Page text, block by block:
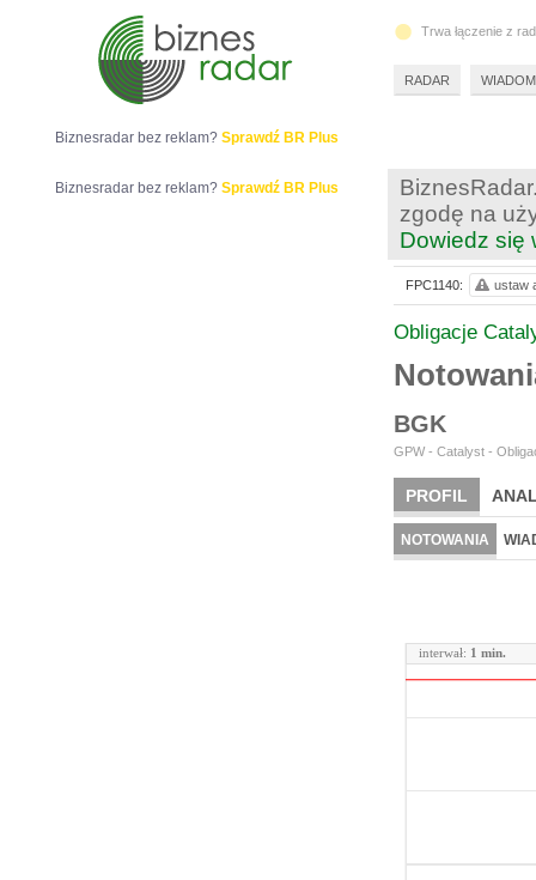
zgodę na
Dowiedz się
Obligacje
BGK
GPW - Catalyst -
PROFIL
NOTOWANIA
interwał: 1 min.
FPC1140: ustaw
Biznesradar bez reklam? Sprawdź BR Plus
Biznesradar bez reklam? Sprawdź BR Plus
Trwa łączenie z
RADAR